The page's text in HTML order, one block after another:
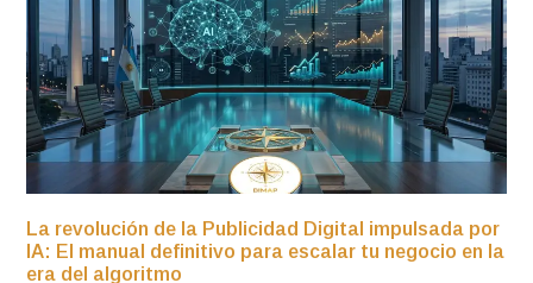
La revolución de la Publicidad Digital impulsada por
IA: El manual definitivo para escalar tu negocio en la
era del algoritmo